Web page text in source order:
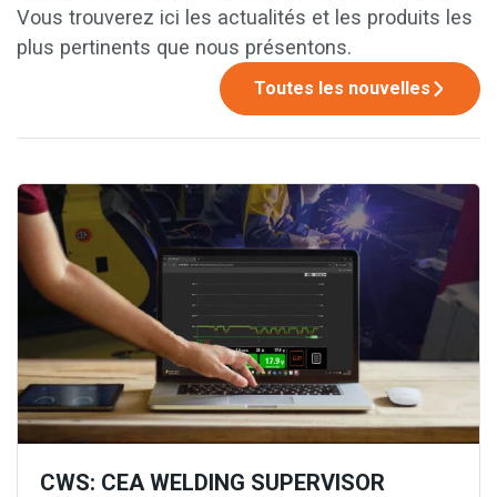
Vous trouverez ici les actualités et les produits les
plus pertinents que nous présentons.
Toutes les nouvelles
CWS: CEA WELDING SUPERVISOR